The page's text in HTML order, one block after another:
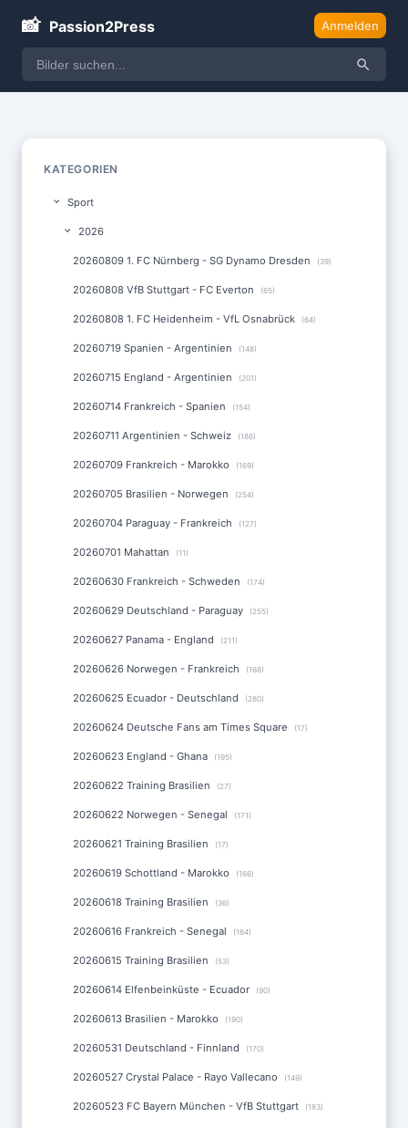
📸 Passion2Press Anmelden
KATEGORIEN
Sport
2026
20260809 1. FC Nürnberg - SG Dynamo Dresden (39)
20260808 VfB Stuttgart - FC Everton (65)
20260808 1. FC Heidenheim - VfL Osnabrück (64)
20260719 Spanien - Argentinien (148)
20260715 England - Argentinien (201)
20260714 Frankreich - Spanien (154)
20260711 Argentinien - Schweiz (186)
20260709 Frankreich - Marokko (169)
20260705 Brasilien - Norwegen (254)
20260704 Paraguay - Frankreich (127)
20260701 Mahattan (11)
20260630 Frankreich - Schweden (174)
20260629 Deutschland - Paraguay (255)
20260627 Panama - England (211)
20260626 Norwegen - Frankreich (168)
20260625 Ecuador - Deutschland (280)
20260624 Deutsche Fans am Times Square (17)
20260623 England - Ghana (195)
20260622 Training Brasilien (27)
20260622 Norwegen - Senegal (171)
20260621 Training Brasilien (17)
20260619 Schottland - Marokko (166)
20260618 Training Brasilien (36)
20260616 Frankreich - Senegal (164)
20260615 Training Brasilien (53)
20260614 Elfenbeinküste - Ecuador (90)
20260613 Brasilien - Marokko (190)
20260531 Deutschland - Finnland (170)
20260527 Crystal Palace - Rayo Vallecano (149)
20260523 FC Bayern München - VfB Stuttgart (183)